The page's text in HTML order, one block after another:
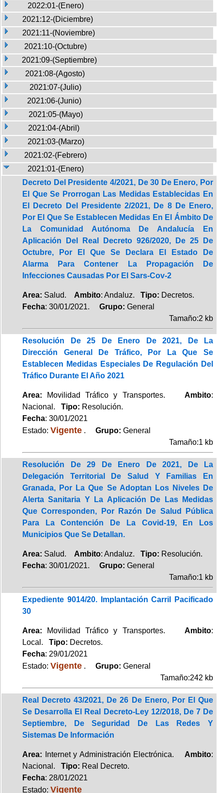
2022:01-(Enero)
2021:12-(Diciembre)
2021:11-(Noviembre)
2021:10-(Octubre)
2021:09-(Septiembre)
2021:08-(Agosto)
2021:07-(Julio)
2021:06-(Junio)
2021:05-(Mayo)
2021:04-(Abril)
2021:03-(Marzo)
2021:02-(Febrero)
2021:01-(Enero)
Decreto Del Presidente 4/2021, De 30 De Enero, Por
El Que Se Prorrogan Las Medidas Establecidas En
El Decreto Del Presidente 2/2021, De 8 De Enero,
Por El Que Se Establecen Medidas En El Ámbito De
La Comunidad Autónoma De Andalucía En
Aplicación Del Real Decreto 926/2020, De 25 De
Octubre, Por El Que Se Declara El Estado De
Alarma Para Contener La Propagación De
Infecciones Causadas Por El Sars-Cov-2
Area: Salud. Ambito: Andaluz. Tipo: Decretos.
Fecha: 30/01/2021. Grupo: General
Tamaño:2 kb
Resolución De 25 De Enero De 2021, De La
Dirección General De Tráfico, Por La Que Se
Establecen Medidas Especiales De Regulación Del
Tráfico Durante El Año 2021
Area: Movilidad Tráfico y Transportes. Ambito:
Nacional. Tipo: Resolución.
Fecha: 30/01/2021
Estado: Vigente . Grupo: General
Tamaño:1 kb
Resolución De 29 De Enero De 2021, De La
Delegación Territorial De Salud Y Familias En
Granada, Por La Que Se Adoptan Los Niveles De
Alerta Sanitaria Y La Aplicación De Las Medidas
Que Corresponden, Por Razón De Salud Pública
Para La Contención De La Covid-19, En Los
Municipios Que Se Detallan.
Area: Salud. Ambito: Andaluz. Tipo: Resolución.
Fecha: 30/01/2021. Grupo: General
Tamaño:1 kb
Expediente 9014/20. Implantación Carril Pacificado
30
Area: Movilidad Tráfico y Transportes. Ambito:
Local. Tipo: Decretos.
Fecha: 29/01/2021
Estado: Vigente . Grupo: General
Tamaño:242 kb
Real Decreto 43/2021, De 26 De Enero, Por El Que
Se Desarrolla El Real Decreto-Ley 12/2018, De 7 De
Septiembre, De Seguridad De Las Redes Y
Sistemas De Información
Area: Internet y Administración Electrónica. Ambito:
Nacional. Tipo: Real Decreto.
Fecha: 28/01/2021
Estado: Vigente